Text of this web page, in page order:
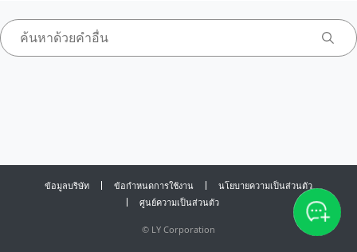
ข้อมูลบริษัท ข้อกำหนดการใช้งาน
นโยบายความเป็นส่วนตัว
ศูนย์ความเป็นส่วนตัว
© LY Corporation